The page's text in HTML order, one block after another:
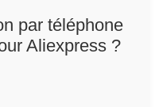
par téléphone
Aliexpress ?